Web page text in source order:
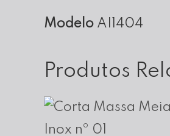
Modelo AI1404
Produtos